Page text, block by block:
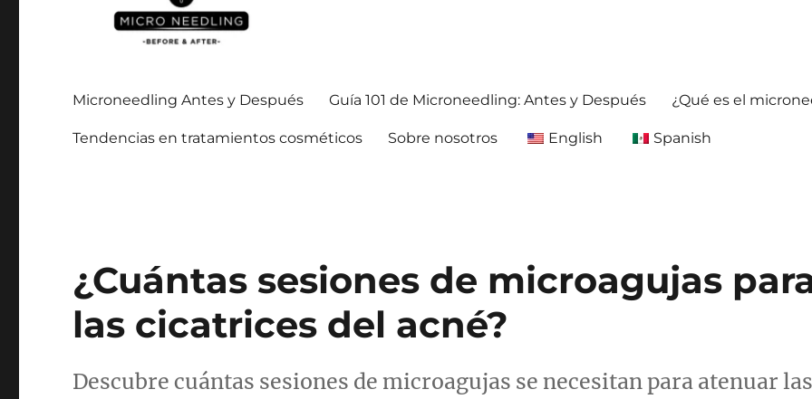
Microneedling Antes y Después Guía 101 de Microneedling: Antes y Después ¿Qué es el
Tendencias en tratamientos cosméticos Sobre nosotros English Spanish
¿Cuántas sesiones de microagujas
las cicatrices del acné?
Descubre cuántas sesiones de microagujas se necesitan para atenuar